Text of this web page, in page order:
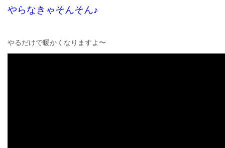
やらなきゃそんそん♪
やるだけで暖かくなりますよ〜